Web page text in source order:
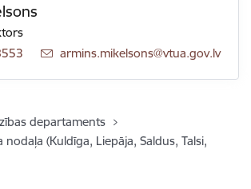
E-pasts:
armins.mikelsons@vtua.gov.lv
departaments
(Kuldīga, Liepāja, Saldus, Talsi,